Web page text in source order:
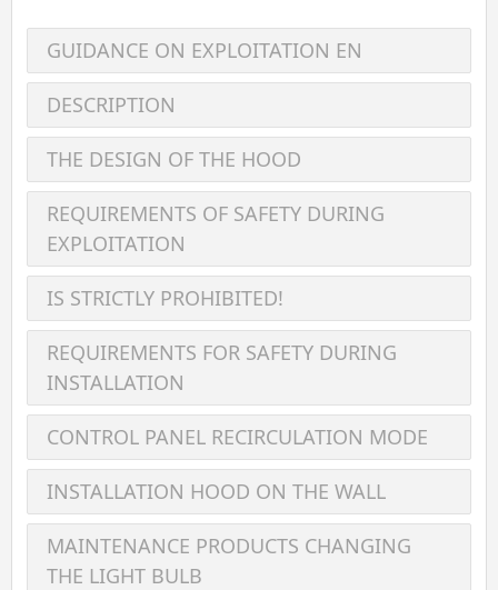
GUIDANCE ON EXPLOITATION EN
DESCRIPTION
THE DESIGN OF THE HOOD
REQUIREMENTS OF SAFETY DURING
EXPLOITATION
IS STRICTLY PROHIBITED!
REQUIREMENTS FOR SAFETY DURING
INSTALLATION
CONTROL PANEL RECIRCULATION MODE
INSTALLATION HOOD ON THE WALL
MAINTENANCE PRODUCTS CHANGING
THE LIGHT BULB